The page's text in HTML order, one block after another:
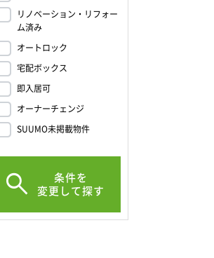
リノベーション・リフォー
ム済み
オートロック
宅配ボックス
即入居可
オーナーチェンジ
SUUMO未掲載物件
条件を
変更して探す